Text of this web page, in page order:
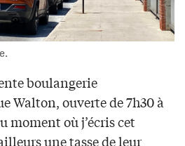
boulangerie
Walton, ouverte de 7h30 à
moment où j’écris cet
une tasse de leur